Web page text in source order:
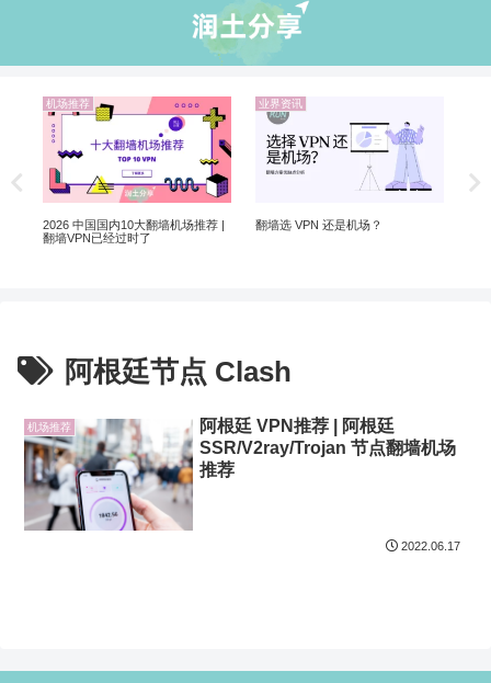
机场推荐
2026 中国国内10大翻墙机场推荐 |
翻墙VPN已经过时了
业界资讯
翻墙选 VPN 还是机场？
阿根廷节点 Clash
机场推荐
阿根廷 VPN推荐 | 阿根廷
SSR/V2ray/Trojan 节点翻墙机场
推荐
2022.06.17